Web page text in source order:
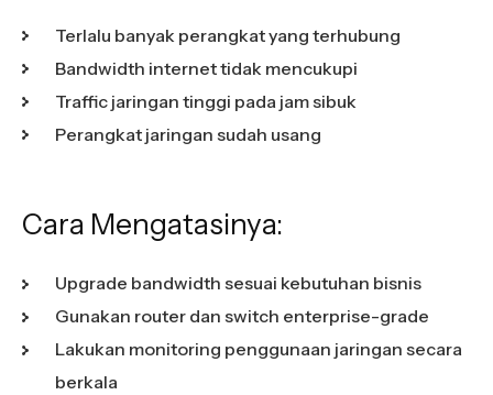
Terlalu banyak perangkat yang terhubung
Bandwidth internet tidak mencukupi
Traffic jaringan tinggi pada jam sibuk
Perangkat jaringan sudah usang
Cara Mengatasinya:
Upgrade bandwidth sesuai kebutuhan bisnis
Gunakan router dan switch enterprise-grade
Lakukan monitoring penggunaan jaringan secara
berkala